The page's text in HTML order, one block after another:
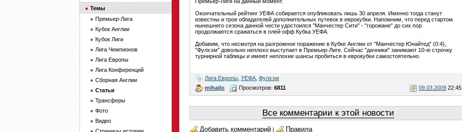
Окончательный рейтинг УЕФА собирается опубликовать лишь 30 апреля. Именно тогда станут
известны и трое обладателей дополнительных путевок в еврокубки. Напомним, что перед стартом
нынешнего сезона данной чести удостоился "Манчестер Сити" - "горожане" до сих пор
продолжаются сражаться в плей-офф Кубка УЕФА.
Добавим, что несмотря на разгромное поражение в Кубке Англии от "Манчестер Юнайтед" (0:4),
"Фулхэм" довольно неплохо выступает в Премьер-Лиге. Сейчас "дачники" занимают 10-ю строчку
турнирной таблицы и имеют неплохие шансы пробиться в еврокубки самостоятельно.
Лига Европы УЕФА Фулхэм
mihajlo
09.03.2009 22:45
Просмотров: 6811
Все комментарии к этой новости
Добавить комментарий | Правила
Темы
Премьер-Лига
Кубок Англии
Кубок Лиги
Лига Чемпионов
Лига Европы
Лига Конференций
Сборная Англии
Статьи
Трансферы
Фото
Видео